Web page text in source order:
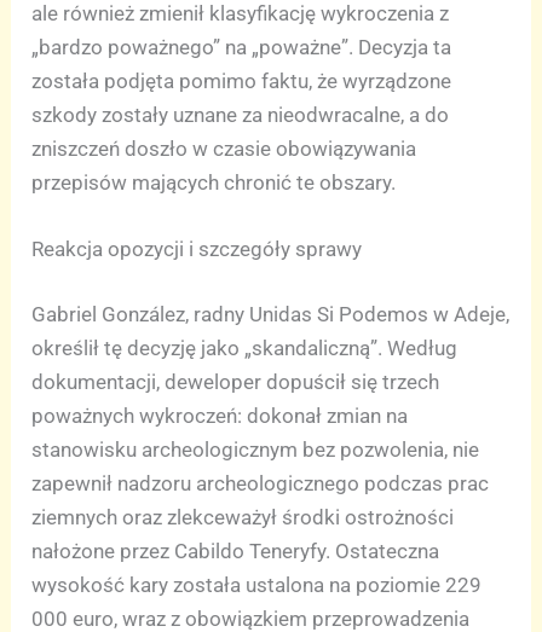
ale również zmienił klasyfikację wykroczenia z
„bardzo poważnego” na „poważne”. Decyzja ta
została podjęta pomimo faktu, że wyrządzone
szkody zostały uznane za nieodwracalne, a do
zniszczeń doszło w czasie obowiązywania
przepisów mających chronić te obszary.
Reakcja opozycji i szczegóły sprawy
Gabriel González, radny Unidas Si Podemos w Adeje,
określił tę decyzję jako „skandaliczną”. Według
dokumentacji, deweloper dopuścił się trzech
poważnych wykroczeń: dokonał zmian na
stanowisku archeologicznym bez pozwolenia, nie
zapewnił nadzoru archeologicznego podczas prac
ziemnych oraz zlekceważył środki ostrożności
nałożone przez Cabildo Teneryfy. Ostateczna
wysokość kary została ustalona na poziomie 229
000 euro, wraz z obowiązkiem przeprowadzenia